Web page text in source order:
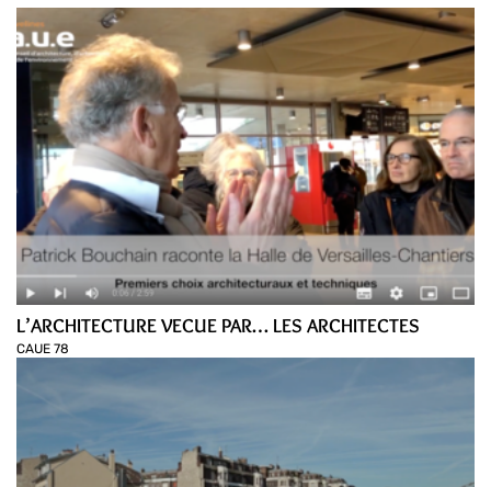
L’ARCHITECTURE VECUE PAR… LES ARCHITECTES
CAUE 78